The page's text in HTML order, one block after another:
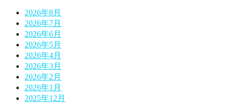
2026年8月
2026年7月
2026年6月
2026年5月
2026年4月
2026年3月
2026年2月
2026年1月
2025年12月